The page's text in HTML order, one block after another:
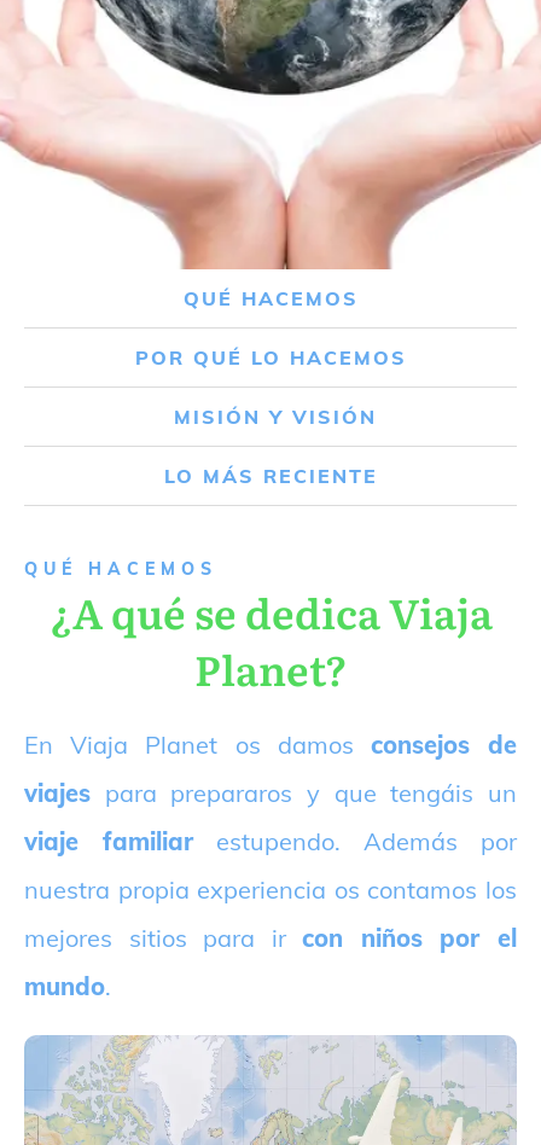
QUÉ HACEMOS
POR QUÉ LO HACEMOS
MISIÓN Y VISIÓN
LO MÁS RECIENTE
QUÉ HACEMOS
¿A qué se dedica Viaja
Planet?
En Viaja Planet os damos consejos de
viajes para prepararos y que tengáis un
viaje familiarestupendo. Además por
nuestra propia experiencia os contamos los
mejores sitios para ircon niños por el
mundo.